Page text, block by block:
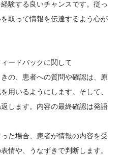
験する良いチャンスです。従っ
取って情報を伝達するよう心が
ードバックに関して
の、患者への質問や確認は、原
用いるようにします。そして、
します。内容の最終確認は発語
た場合、患者が情報の内容を受
情や、うなずきで判断します。